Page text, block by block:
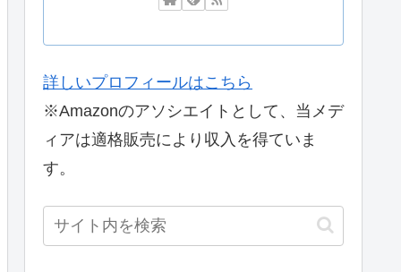
詳しいプロフィールはこちら
※Amazonのアソシエイトとして、当メデ
ィアは適格販売により収入を得ていま
す。